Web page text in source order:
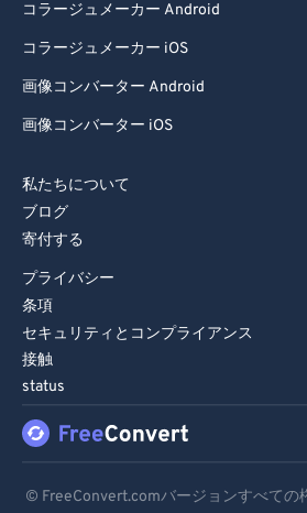
コラージュメーカー Android
コラージュメーカー iOS
画像コンバーター Android
画像コンバーター iOS
私たちについて
ブログ
寄付する
プライバシー
条項
セキュリティとコンプライアンス
接触
status
© FreeConvert.comバージョンすべての